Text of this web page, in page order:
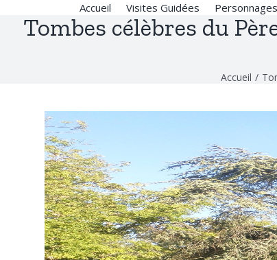
Accueil Visites Guidées
Tombes célèbres du
Accueil /